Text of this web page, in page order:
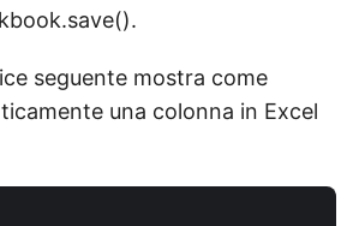
seguente mostra come
una colonna in Excel